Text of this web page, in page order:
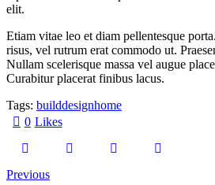
elit.
Etiam vitae leo et diam pellentesque
risus, vel rutrum erat commodo ut.
Nullam scelerisque massa vel augue
Curabitur placerat finibus lacus.
Tags: builddesignhome
0 Likes
Previous